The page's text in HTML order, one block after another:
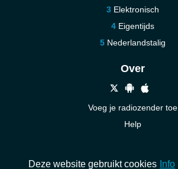
Elektronisch
Eigentijds
Nederlandstalig
Over
Voeg je radiozender toe
Help
Deze website gebruikt cookies Info